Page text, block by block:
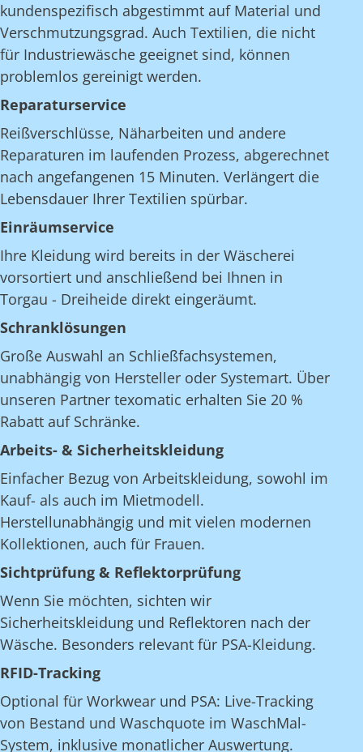
kundenspezifisch abgestimmt auf Material und
Verschmutzungsgrad. Auch Textilien, die nicht
für Industriewäsche geeignet sind, können
problemlos gereinigt werden.
Reparaturservice
Reißverschlüsse, Näharbeiten und andere
Reparaturen im laufenden Prozess, abgerechnet
nach angefangenen 15 Minuten. Verlängert die
Lebensdauer Ihrer Textilien spürbar.
Einräumservice
Ihre Kleidung wird bereits in der Wäscherei
vorsortiert und anschließend bei Ihnen in
Torgau - Dreiheide direkt eingeräumt.
Schranklösungen
Große Auswahl an Schließfachsystemen,
unabhängig von Hersteller oder Systemart. Über
unseren Partner texomatic erhalten Sie 20 %
Rabatt auf Schränke.
Arbeits- & Sicherheitskleidung
Einfacher Bezug von Arbeitskleidung, sowohl im
Kauf- als auch im Mietmodell.
Herstellunabhängig und mit vielen modernen
Kollektionen, auch für Frauen.
Sichtprüfung & Reflektorprüfung
Wenn Sie möchten, sichten wir
Sicherheitskleidung und Reflektoren nach der
Wäsche. Besonders relevant für PSA-Kleidung.
RFID-Tracking
Optional für Workwear und PSA: Live-Tracking
von Bestand und Waschquote im WaschMal-
System, inklusive monatlicher Auswertung.